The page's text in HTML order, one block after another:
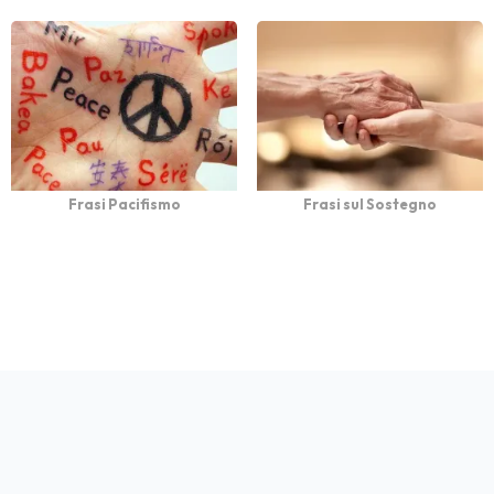
Frasi Pacifismo Frasi sul Sostegno